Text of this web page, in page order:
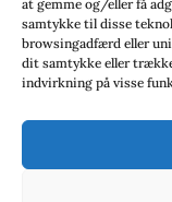
at gemme og/eller få
samtykke til disse
browsingadfærd eller
dit samtykke eller
indvirkning på visse
Sverige:
Sverige: